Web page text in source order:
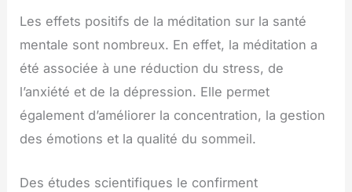
Les effets positifs de la méditation sur la santé
mentale sont nombreux. En effet, la méditation a
été associée à une réduction du stress, de
l’anxiété et de la dépression. Elle permet
également d’améliorer la concentration, la gestion
des émotions et la qualité du sommeil.
Des études scientifiques le confirment